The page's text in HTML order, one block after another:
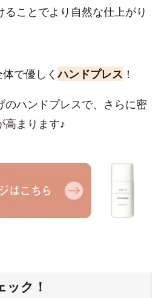
ることでより自然な仕上がり
で優しくハンドプレス ！
のハンドプレスで、さらに密
高まります♪
ック！